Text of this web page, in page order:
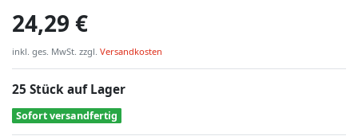
24,29 €
inkl. ges. MwSt. zzgl. Versandkosten
25 Stück auf Lager
Sofort versandfertig